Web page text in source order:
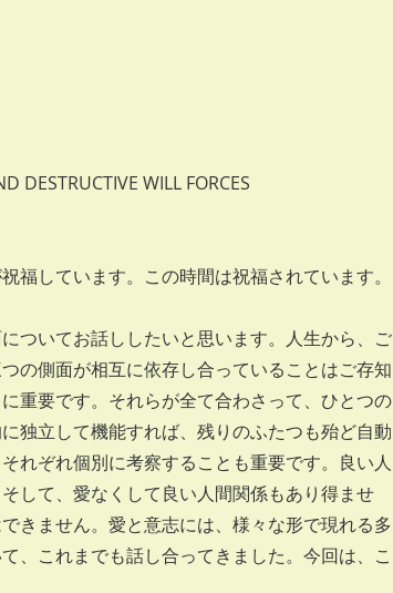
DESTRUCTIVE WILL FORCES
福しています。この時間は祝福されています。
ついてお話ししたいと思います。人生から、ご
の側面が相互に依存し合っていることはご存知
重要です。それらが全て合わさって、ひとつの
独立して機能すれば、残りのふたつも殆ど自動
れぞれ個別に考察することも重要です。良い人
して、愛なくして良い人間関係もあり得ませ
きません。愛と意志には、様々な形で現れる多
、これまでも話し合ってきました。今回は、こ